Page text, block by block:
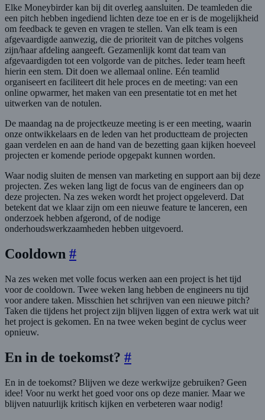
Elke Moneybirder kan bij dit overleg aansluiten. De teamleden die
een pitch hebben ingediend lichten deze toe en er is de mogelijkheid
om feedback te geven en vragen te stellen. Van elk team is een
afgevaardigde aanwezig, die de prioriteit van de pitches volgens
zijn/haar afdeling aangeeft. Gezamenlijk komt dat team van
afgevaardigden tot een volgorde van de pitches. Ieder team heeft
hierin een stem. Dit doen we allemaal online. Eén teamlid
organiseert en faciliteert dit hele proces en de meeting: van een
online opwarmer, het maken van een presentatie tot en met het
uitwerken van de notulen.
De maandag na de projectkeuze meeting is er een meeting, waarin
onze ontwikkelaars en de leden van het productteam de projecten
gaan verdelen en aan de hand van de bezetting gaan kijken hoeveel
projecten er komende periode opgepakt kunnen worden.
Waar nodig sluiten de mensen van marketing en support aan bij deze
projecten. Zes weken lang ligt de focus van de engineers dan op
deze projecten. Na zes weken wordt het project opgeleverd. Dat
betekent dat we klaar zijn om een nieuwe feature te lanceren, een
onderzoek hebben afgerond, of de nodige
onderhoudswerkzaamheden hebben uitgevoerd.
Cooldown #
Na zes weken met volle focus werken aan een project is het tijd
voor de cooldown. Twee weken lang hebben de engineers nu tijd
voor andere taken. Misschien het schrijven van een nieuwe pitch?
Taken die tijdens het project zijn blijven liggen of extra werk wat uit
het project is gekomen. En na twee weken begint de cyclus weer
opnieuw.
En in de toekomst? #
En in de toekomst? Blijven we deze werkwijze gebruiken? Geen
idee! Voor nu werkt het goed voor ons op deze manier. Maar we
blijven natuurlijk kritisch kijken en verbeteren waar nodig!